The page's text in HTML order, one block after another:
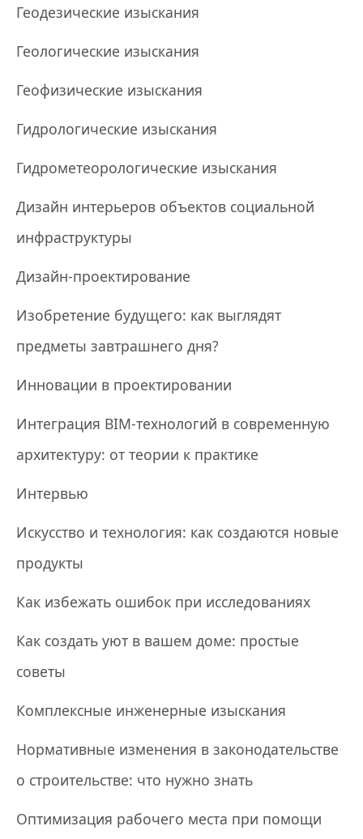
Геодезические изыскания
Геологические изыскания
Геофизические изыскания
Гидрологические изыскания
Гидрометеорологические изыскания
Дизайн интерьеров объектов социальной
инфраструктуры
Дизайн-проектирование
Изобретение будущего: как выглядят
предметы завтрашнего дня?
Инновации в проектировании
Интеграция BIM-технологий в современную
архитектуру: от теории к практике
Интервью
Искусство и технология: как создаются новые
продукты
Как избежать ошибок при исследованиях
Как создать уют в вашем доме: простые
советы
Комплексные инженерные изыскания
Нормативные изменения в законодательстве
о строительстве: что нужно знать
Оптимизация рабочего места при помощи